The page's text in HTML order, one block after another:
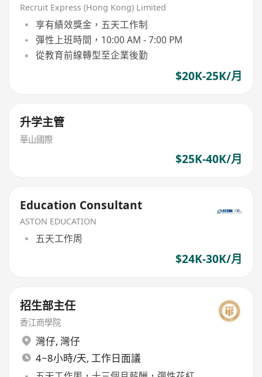
Office
Recruit Express (Hong Kong) Limited
享有績效獎金，五天工作制
彈性上班時間，10:00 AM - 7:00 PM
從教育前線轉型至企業後勤
$20K-25K/月
升学主管
華山國際
$25K-40K/月
Education Consultant
ASTON EDUCATION
五天工作周
$24K-30K/月
招生部主任
香江商學院
灣仔, 灣仔
4~8小時/天, 工作日面議